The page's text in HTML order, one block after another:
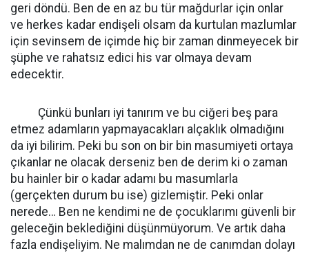
geri döndü. Ben de en az bu tür mağdurlar için onlar
ve herkes kadar endişeli olsam da kurtulan mazlumlar
için sevinsem de içimde hiç bir zaman dinmeyecek bir
şüphe ve rahatsız edici his var olmaya devam
edecektir.
Çünkü bunları iyi tanırım ve bu ciğeri beş para
etmez adamların yapmayacakları alçaklık olmadığını
da iyi bilirim. Peki bu son on bir bin masumiyeti ortaya
çıkanlar ne olacak derseniz ben de derim ki o zaman
bu hainler bir o kadar adamı bu masumlarla
(gerçekten durum bu ise) gizlemiştir. Peki onlar
nerede… Ben ne kendimi ne de çocuklarımı güvenli bir
geleceğin beklediğini düşünmüyorum. Ve artık daha
fazla endişeliyim. Ne malımdan ne de canımdan dolayı